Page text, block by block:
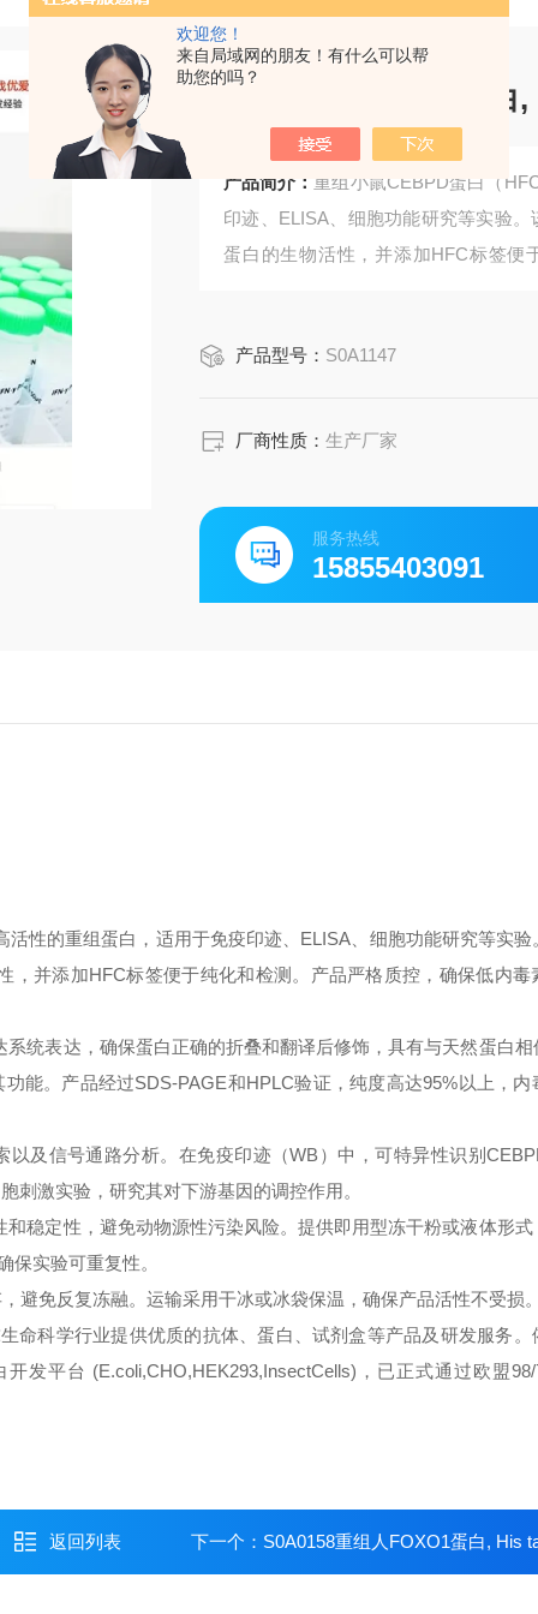
欢迎您！
来自局域网的朋友！有什么可以帮
助您的吗？
重组小鼠CEBPD蛋白
产品简介： 重组小鼠CEBPD蛋白（
印迹、ELISA、细胞功能研究等实验
蛋白的生物活性，并添加HFC标签便
产品型号： S0A1147
厂商性质：生产厂家
服务热线
15855403091
活性的重组蛋白，适用于免疫印迹、ELISA、细胞功能研究等实验
并添加HFC标签便于纯化和检测。产品严格质控，确保低内毒
系统表达，确保蛋白正确的折叠和翻译后修饰，具有与天然蛋白相
能。产品经过SDS-PAGE和HPLC验证，纯度高达95%以上，内
及信号通路分析。在免疫印迹（WB）中，可特异性识别
刺激实验，研究其对下游基因的调控作用。
和稳定性，避免动物源性污染风险。提供即用型冻干粉或液体形式
保实验可重复性。
避免反复冻融。运输采用干冰或冰袋保温，确保产品活性不受损
命科学行业提供优质的抗体、蛋白、试剂盒等产品及研发服务。
发平台 (E.coli,CHO,HEK293,InsectCells)，已正式通过欧盟
返回列表 下一个： S0A0158重组人FOXO1蛋白, His